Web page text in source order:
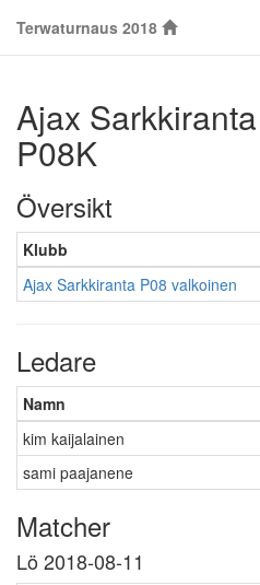
Terwaturnaus 2018
Ajax
P08K
Översikt
Klubb
Ajax Sarkkiranta P08 valkoinen
Ledare
Namn
kim kaijalainen
sami paajanene
Matcher
Lö 2018-08-11